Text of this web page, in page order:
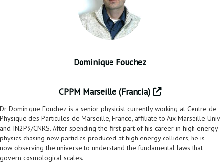
Dominique Fouchez
CPPM Marseille (Francia)
Dr Dominique Fouchez is a senior physicist currently working at Centre de
Physique des Particules de Marseille, France, affiliate to Aix Marseille Univ
and IN2P3/CNRS. After spending the first part of his career in high energy
physics chasing new particles produced at high energy colliders, he is
now observing the universe to understand the fundamental laws that
govern cosmological scales.